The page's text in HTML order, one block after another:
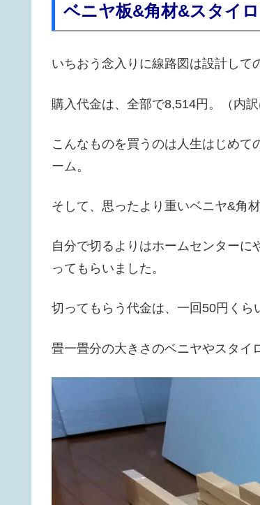
ベニヤ板&角材&スタイ
いちおう念入りに線路図は設計して
購入代金は、全部で8,514円。（内訳
こんなものを買うのは人生はじめて
ーム。
そして、思ったより重いベニヤ&角
自分で切るよりはホームセンターに
ってもらいました。
切ってもらう代金は、一回50円くら
畳一畳分の大きさのベニヤやスタイ